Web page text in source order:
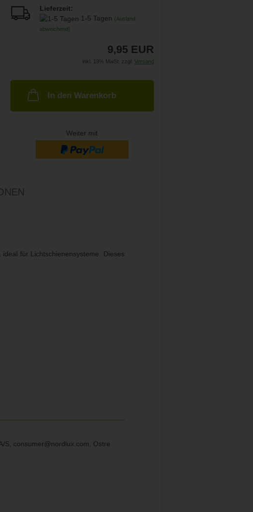
Lieferzeit:
1-5 Tagen (Ausland
abweichend)
9,95 EUR
inkl. 19% MwSt. zzgl. Versand
In den Warenkorb
Weiter mit
für Lichtschienensysteme. Dieses
S, consumer@nordlux.com, Ostre